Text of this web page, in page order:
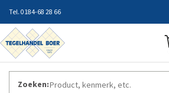
0184-68 28 66
Zoeken:
ZAKELIJK INLOGGEN